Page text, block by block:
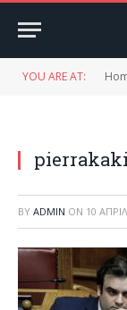
YOU ARE AT:
BY ADMIN ON 10